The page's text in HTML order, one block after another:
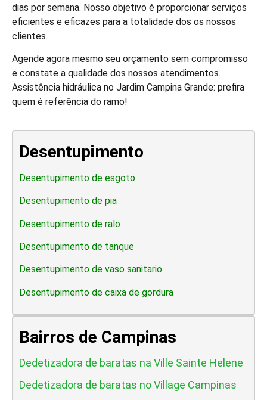
dias por semana. Nosso objetivo é proporcionar serviços
eficientes e eficazes para a totalidade dos os nossos
clientes.
Agende agora mesmo seu orçamento sem compromisso
e constate a qualidade dos nossos atendimentos.
Assistência hidráulica no Jardim Campina Grande: prefira
quem é referência do ramo!
Desentupimento
Desentupimento de esgoto
Desentupimento de pia
Desentupimento de ralo
Desentupimento de tanque
Desentupimento de vaso sanitario
Desentupimento de caixa de gordura
Bairros de Campinas
Dedetizadora de baratas na Ville Sainte Helene
Dedetizadora de baratas no Village Campinas